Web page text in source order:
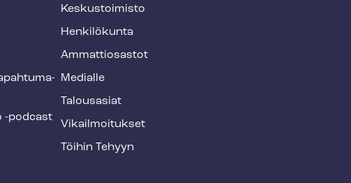
-podcast
Keskustoimisto
Henkilökunta
Ammattiosastot
Medialle
Talousasiat
Vi­kail­moi­tuk­set
Töihin Tehyyn